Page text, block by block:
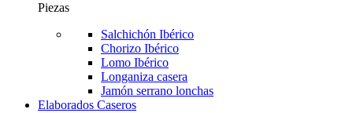
Piezas
Salchichón Ibérico
Chorizo Ibérico
Lomo Ibérico
Longaniza casera
Jamón serrano lonchas
Elaborados Caseros